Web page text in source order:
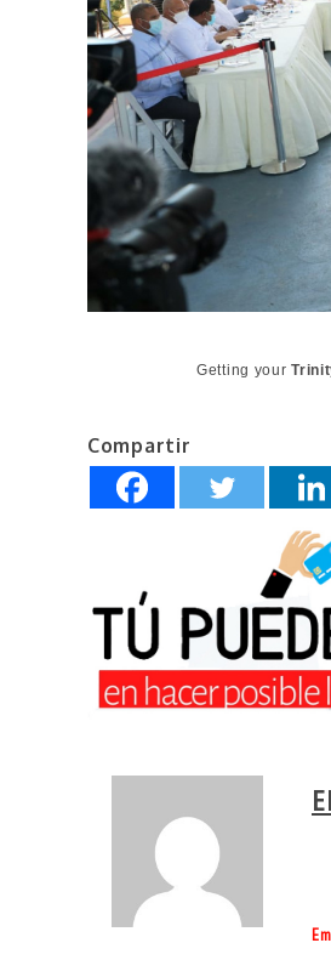
Getting your
Compartir